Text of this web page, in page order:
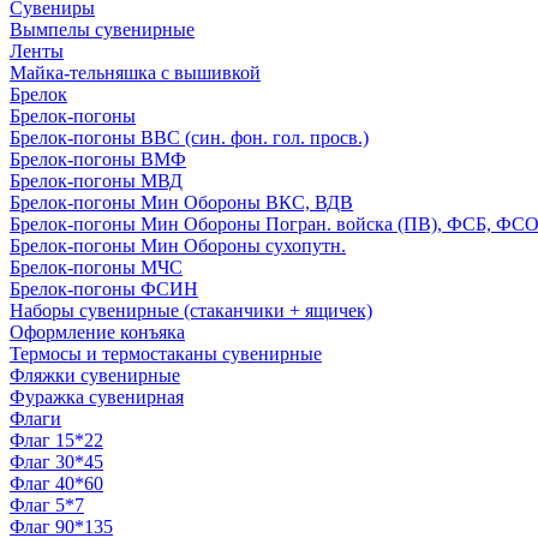
Сувениры
Вымпелы сувенирные
Ленты
Майка-тельняшка с вышивкой
Брелок
Брелок-погоны
Брелок-погоны ВВС (син. фон. гол. просв.)
Брелок-погоны ВМФ
Брелок-погоны МВД
Брелок-погоны Мин Обороны ВКС, ВДВ
Брелок-погоны Мин Обороны Погран. войска (ПВ), ФСБ, ФСО
Брелок-погоны Мин Обороны сухопутн.
Брелок-погоны МЧС
Брелок-погоны ФСИН
Наборы сувенирные (стаканчики + ящичек)
Оформление конъяка
Термосы и термостаканы сувенирные
Фляжки сувенирные
Фуражка сувенирная
Флаги
Флаг 15*22
Флаг 30*45
Флаг 40*60
Флаг 5*7
Флаг 90*135